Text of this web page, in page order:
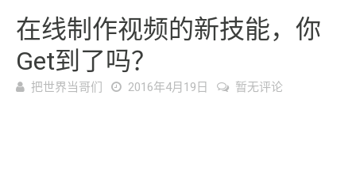
在线制作视频的新技能，你
Get到了吗？
把世界当哥们 2016年4月19日 暂无评论